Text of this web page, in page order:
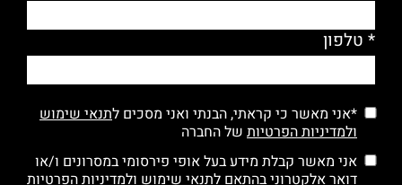
* טלפון
*אני מאשר כי קראתי, הבנתי ואני מסכים לתנאי שימוש
ולמדיניות הפרטיות של החברה
אני מאשר קבלת מידע בעל אופי פירסומי במסרונים ו/או
דואר אלקטרוני בהתאם לתנאי שימושולמדיניות הפרטיות